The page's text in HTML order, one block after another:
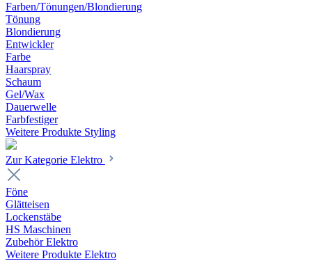
Farben/Tönungen/Blondierung
Tönung
Blondierung
Entwickler
Farbe
Haarspray
Schaum
Gel/Wax
Dauerwelle
Farbfestiger
Weitere Produkte Styling
Zur Kategorie Elektro
Föne
Glätteisen
Lockenstäbe
HS Maschinen
Zubehör Elektro
Weitere Produkte Elektro